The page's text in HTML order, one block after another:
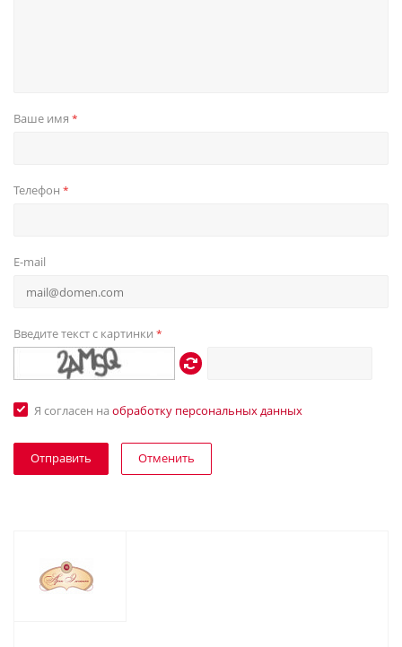
Ваше имя *
Телефон *
E-mail
Введите текст с картинки *
Я согласен на обработку персональных данных
Отменить